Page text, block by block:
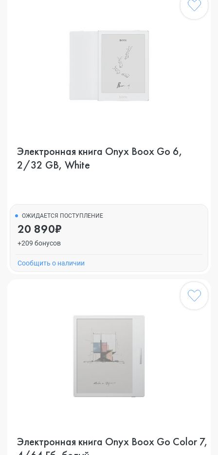
Электронная книга Onyx Boox Go 6,
2/32 GB, White
ОЖИДАЕТСЯ ПОСТУПЛЕНИЕ
20 890₽
+209 бонусов
Cообщить о наличии
Электронная книга Onyx Boox Go Color 7,